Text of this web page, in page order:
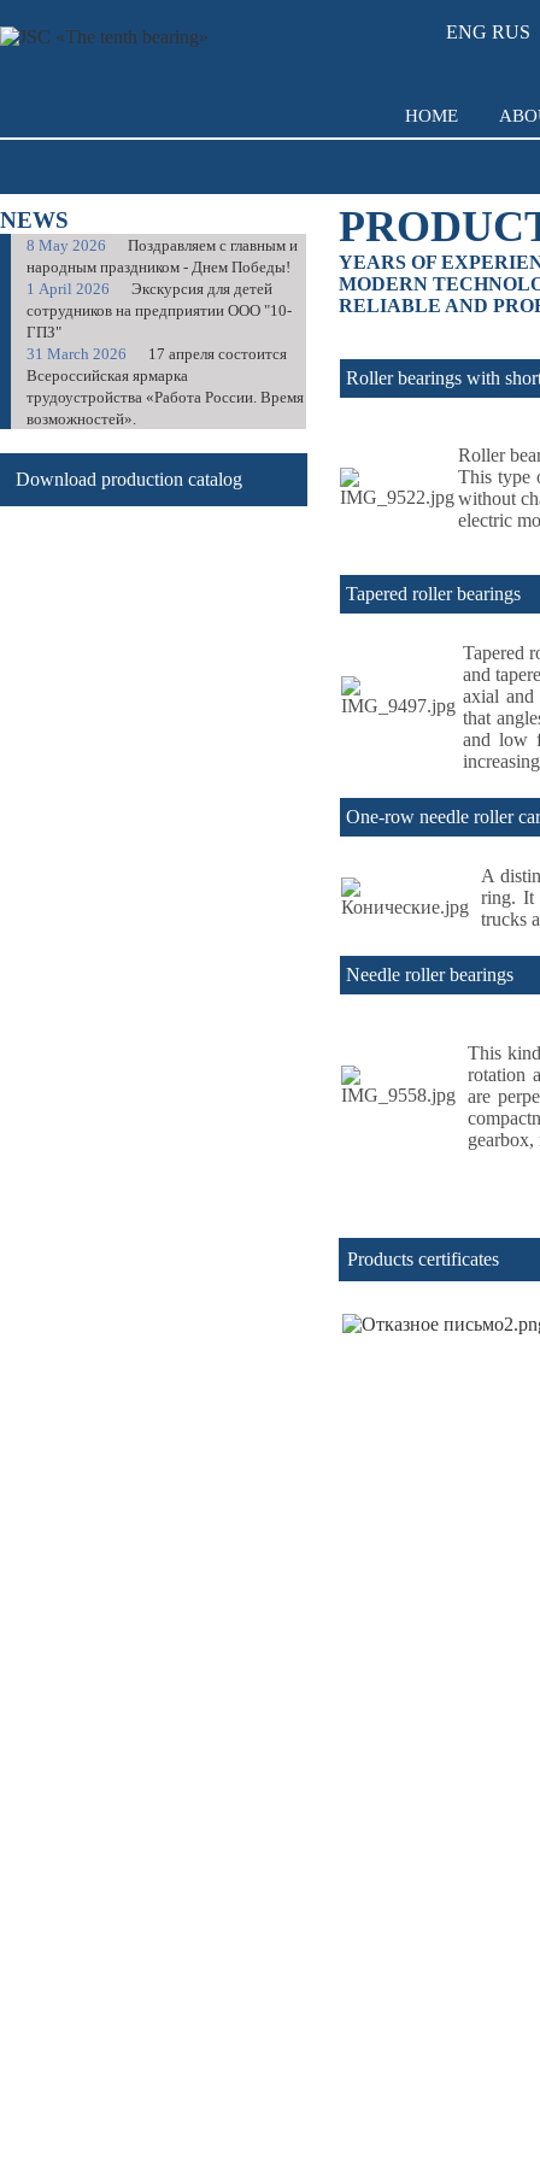
ENG RUS
HOME
YEARS OF
MODERN
RELIABLE AND
Roller bearings with
Roller
This type
without
electric
Tapered roller bearings
Tapered
and
axial and
that
and low
One-row needle roller
A
ring. It
trucks
Needle roller bearings
This
rotation
are
gearbox,
Products certificates
NEWS
8 May 2026
Поздравляем с главным и
народным праздником - Днем Победы!
1 April 2026
Экскурсия для детей
сотрудников на предприятии ООО "10-
ГПЗ"
31 March 2026
17 апреля состоится
Всероссийская ярмарка
трудоустройства «Работа России. Время
возможностей».
Download production catalog